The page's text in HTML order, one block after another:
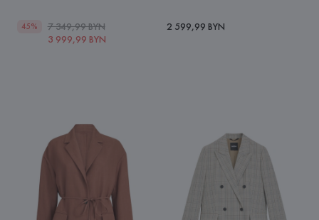
45%
7 349,99 BYN
3 999,99 BYN
2 599,99 BYN